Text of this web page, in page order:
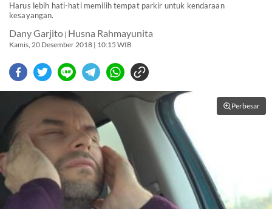
Harus lebih hati-hati memilih tempat parkir untuk kendaraan
kesayangan.
Dany Garjito | Husna Rahmayunita
Kamis, 20 Desember 2018 | 10:15 WIB
Perbesar